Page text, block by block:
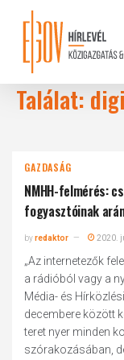
content
Találat:
GAZDASÁG
NMHH-felmérés:
fogyasztóinak
byredaktor 2020.
„Az internetezők
a rádióból vagy a
Média- és
decembere között
teret nyer minden
szórakozásában,